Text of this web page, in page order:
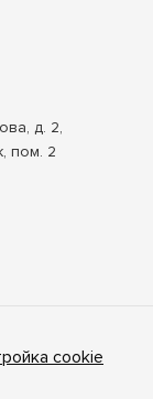
д. 2,
пом. 2
cookie